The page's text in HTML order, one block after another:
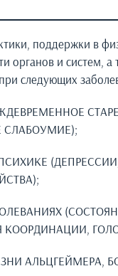
поддержки в
органов и систем, а
следующих
СЛАБОУМИЕ);
КООРДИНАЦИИ,
АЛЬЦГЕЙМЕРА,